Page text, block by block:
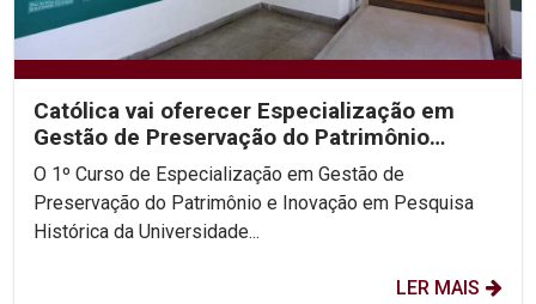
Católica vai oferecer Especialização em
Gestão de Preservação do Patrimônio
Histórico
O 1º Curso de Especialização em Gestão de
Preservação do Patrimônio e Inovação em Pesquisa
Histórica da Universidade...
LER MAIS